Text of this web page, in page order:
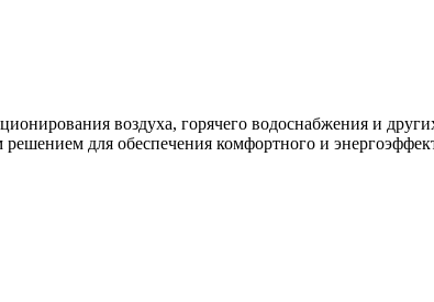
воздуха, горячего водоснабжения и
для обеспечения комфортного и